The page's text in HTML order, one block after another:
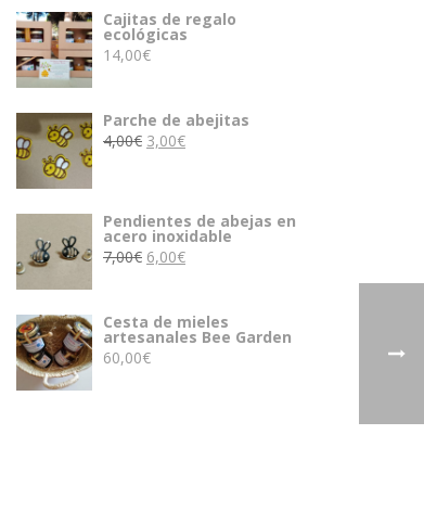
era:
8,00€.
es:
Cajitas de regalo
ecológicas
14,00€
Parche de abejitas
4,00€ El
era:
4,00€.
3,00€El
es:
3,00€.
Pendientes de abejas en
acero inoxidable
7,00€ El
era:
7,00€.
6,00€El
es:
Cesta de mieles
artesanales Bee Garden
60,00€